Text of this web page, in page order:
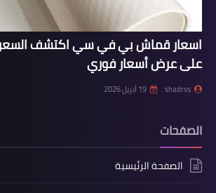
اسعار قماش بي في سي اكتشف السعر
على عرض أسعار فوري
shadrss 19 أبريل 2026
الصفحات
الصفحة الرئيسية